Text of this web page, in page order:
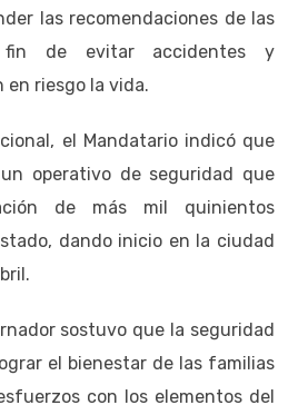
las recomendaciones de las
fin de evitar accidentes y
en riesgo la vida.
el Mandatario indicó que
operativo de seguridad que
de más mil quinientos
dando inicio en la ciudad
sostuvo que la seguridad
el bienestar de las familias
con los elementos del